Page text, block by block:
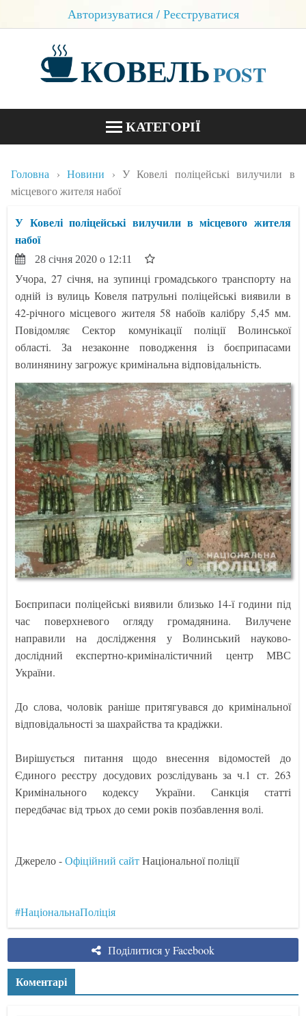
Авторизуватися / Реєструватися
КОВЕЛЬPOST
КАТЕГОРІЇ
Головна Новини
У Ковелі поліцейські вилучили в
місцевого жителя набої
У Ковелі поліцейські вилучили в місцевого жителя
набої
28 січня 2020 о 12:11
Учора, 27 січня, на зупинці громадського транспорту на
одній із вулиць Ковеля патрульні поліцейські виявили в
42-річного місцевого жителя 58 набоїв калібру 5,45 мм.
Повідомляє Сектор комунікації поліції Волинської
області. За незаконне поводження із боєприпасами
волинянину загрожує кримінальна відповідальність.
Боєприпаси поліцейські виявили близько 14-ї години під
час поверхневого огляду громадянина. Вилучене
направили на дослідження у Волинський науково-
дослідний експертно-криміналістичний центр МВС
України.
До слова, чоловік раніше притягувався до кримінальної
відповідальності за шахрайства та крадіжки.
Вирішується питання щодо внесення відомостей до
Єдиного реєстру досудових розслідувань за ч.1 ст. 263
Кримінального кодексу України. Санкція статті
передбачає від трьох до семи років позбавлення волі.
Джерело -Офіційний сайтНаціональної поліції
#НаціональнаПоліція
Поділитися у Facebook
Коментарі